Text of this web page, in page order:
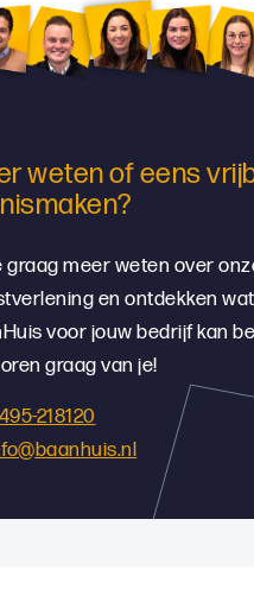
weten of eens
graag meer weten over
en ontdekken wat
voor jouw bedrijf kan
graag van je!
218120